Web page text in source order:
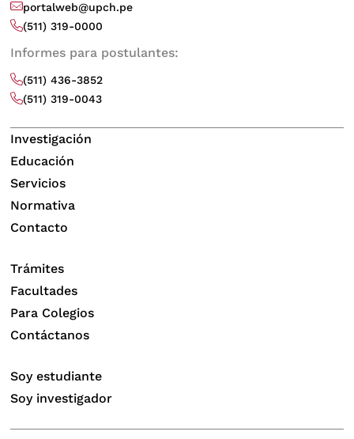
portalweb@upch.pe
(511) 319-0000
Informes para postulantes:
(511) 436-3852
(511) 319-0043
Investigación
Educación
Servicios
Normativa
Contacto
Trámites
Facultades
Para Colegios
Contáctanos
Soy estudiante
Soy investigador